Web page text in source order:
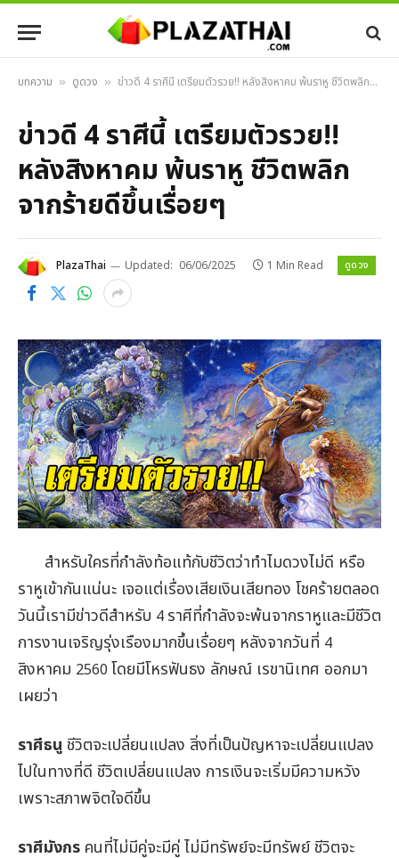
บทความ » ดูดวง » ข่าวดี 4 ราศีนี้ เตรียมตัวรวย!! หลังสิงหาคม พ้นราหู ชีวิตพลิกจากร้ายดีขึ้นเรื่อยๆ
ข่าวดี 4 ราศีนี้ เตรียมตัวรวย!!
หลังสิงหาคม พ้นราหู ชีวิตพลิก
จากร้ายดีขึ้นเรื่อยๆ
PlazaThai Updated: 06/06/2025 1 Min Read ดูดวง
สำหรับใครที่กำลังท้อแท้กับชีวิตว่าทำไมดวงไม่ดี หรือ
ราหูเข้ากันแน่นะ เจอแต่เรื่องเสียเงินเสียทอง โชคร้ายตลอด
วันนี้เรามีข่าวดีสำหรับ 4 ราศีที่กำลังจะพ้นจากราหูและมีชีวิต
การงานเจริญรุ่งเรืองมากขึ้นเรื่อยๆ หลังจากวันที่ 4
สิงหาคม 2560 โดยมีโหรฟันธง ลักษณ์ เรขานิเทศ ออกมา
เผยว่า
ราศีธนูชีวิตจะเปลี่ยนแปลง สิ่งที่เป็นปัญหาจะเปลี่ยนแปลง
ไปในทางที่ดี ชีวิตเปลี่ยนแปลง การเงินจะเริ่มมีความหวัง
เพราะสภาพจิตใจดีขึ้น
ราศีมังกร คนที่ไม่มีคู่จะมีคู่ ไม่มีทรัพย์จะมีทรัพย์ ชีวิตจะ